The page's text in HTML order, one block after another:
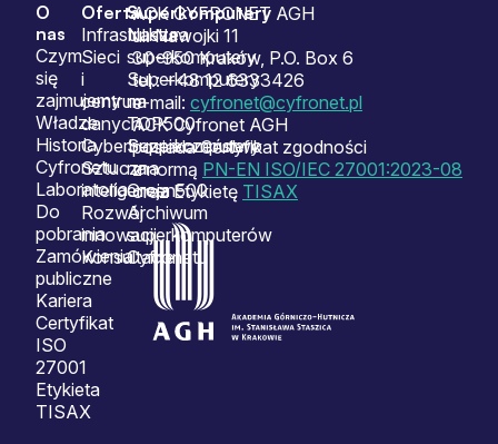
Sitemap
O
nas
Czym
się
zajmujemy
Władze
Historia
Cyfronetu
Laboratoria
Do
pobrania
Zamówienia
publiczne
Kariera
Certyfikat
ISO
27001
Etykieta
TISAX
Oferta
Infrastruktura
Sieci
i
centrum
danych
Cyberbezpieczeństwo
Sztuczna
inteligencja
Rozwój
innowacji
Konsultacje
Superkomputery
Nasze
superkomputery
Superkomputery
na
TOP500
Superkomputery
na
Green500
Archiwum
superkomputerów
Cyfronetu
ACK CYFRONET AGH
ul. Nawojki 11
30-950 Kraków, P.O. Box 6
tel.: +48 12 6333426
e-mail: cyfronet@cyfronet.pl
ACK Cyfronet AGH
posiada Certyfikat zgodności
z normą PN-EN ISO/IEC 27001:2023-08
oraz Etykietę TISAX